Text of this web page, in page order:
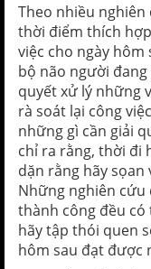
Theo nhiều
thời điểm thích
việc cho ngày
bộ não người
quyết xử lý những
rà soát lại công
những gì cần giải
chỉ ra rằng, thời đi
dặn rằng hãy
Những nghiên cứu
thành công đều có
hãy tập thói quen
hôm sau đạt được